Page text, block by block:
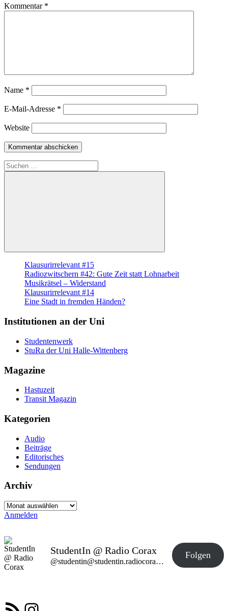
Kommentar *
Name *
E-Mail-Adresse *
Website
Suche
nach:
Suchen
Klausurirrelevant #15
Radiozwitschern #42: Gute Zeit statt Lohnarbeit
Musikrätsel – Widerstand
Klausurirrelevant #14
Eine Stadt in fremden Händen?
Institutionen an der Uni
Studentenwerk
StuRa der Uni Halle-Wittenberg
Magazine
Hastuzeit
Transit Magazin
Kategorien
Audio
Beiträge
Editorisches
Sendungen
Archiv
Archiv
Anmelden
StudentIn @ Radio Corax
@studentin@studentin.radiocorax.de
Folgen